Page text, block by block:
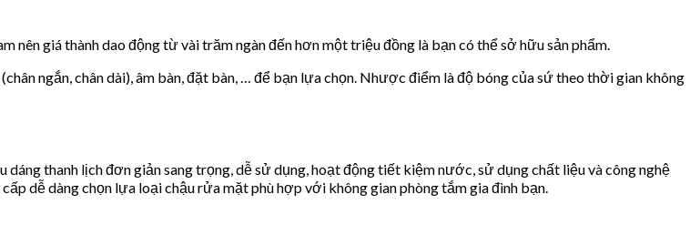
giá thành dao động từ vài trăm ngàn đến hơn một triệu đồng là bạn có thể sở hữu sản phẩm.
ngắn, chân dài), âm bàn, đặt bàn, … để bạn lựa chọn. Nhược điểm là độ bóng của sứ theo thời gian không
thanh lịch đơn giản sang trọng, dễ sử dụng, hoạt động tiết kiệm nước, sử dụng chất liệu và công nghệ
dễ dàng chọn lựa loại chậu rửa mặt phù hợp với không gian phòng tắm gia đình bạn.